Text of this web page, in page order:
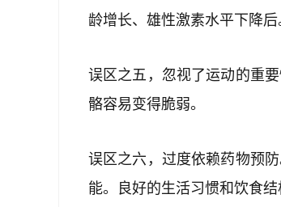
龄增长、雄性激素水平下降后
误区之五，忽视了运动的重
骼容易变得脆弱。
误区之六，过度依赖药物预
能。良好的生活习惯和饮食结